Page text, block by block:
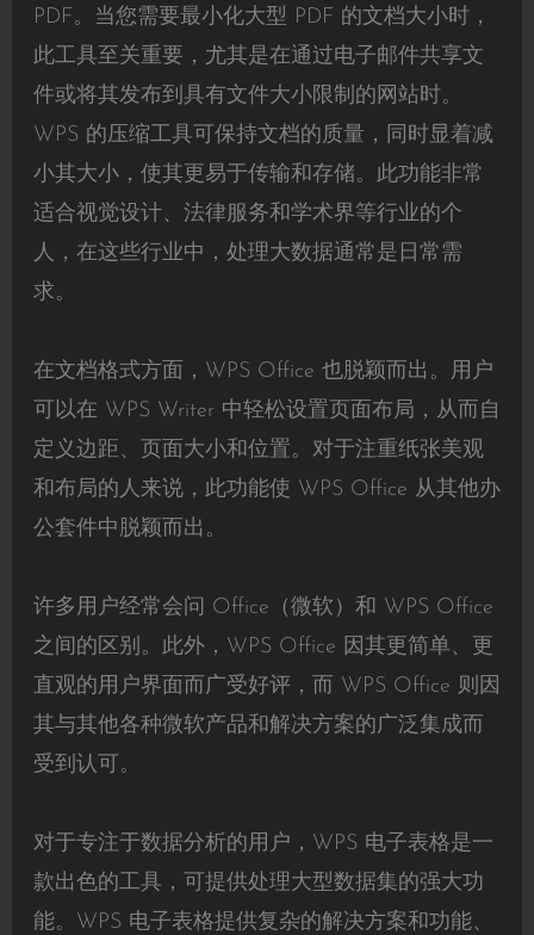
PDF。当您需要最小化大型 PDF 的文档大小时，
此工具至关重要，尤其是在通过电子邮件共享文
件或将其发布到具有文件大小限制的网站时。
WPS 的压缩工具可保持文档的质量，同时显着减
小其大小，使其更易于传输和存储。此功能非常
适合视觉设计、法律服务和学术界等行业的个
人，在这些行业中，处理大数据通常是日常需
求。
在文档格式方面，WPS Office 也脱颖而出。用户
可以在 WPS Writer 中轻松设置页面布局，从而自
定义边距、页面大小和位置。对于注重纸张美观
和布局的人来说，此功能使 WPS Office 从其他办
公套件中脱颖而出。
许多用户经常会问 Office（微软）和 WPS Office
之间的区别。此外，WPS Office 因其更简单、更
直观的用户界面而广受好评，而 WPS Office 则因
其与其他各种微软产品和解决方案的广泛集成而
受到认可。
对于专注于数据分析的用户，WPS 电子表格是一
款出色的工具，可提供处理大型数据集的强大功
能。WPS 电子表格提供复杂的解决方案和功能、